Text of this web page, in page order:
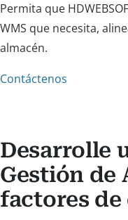
Permita que
WMS que necesita,
almacén.
Contáctenos
Desarrolle
Gestión de
factores